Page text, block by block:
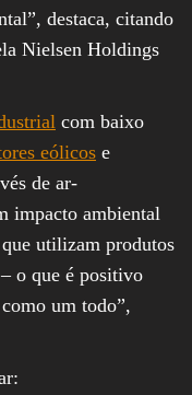
destaca, citando
Nielsen Holdings
com baixo
eólicos e
de ar-
impacto ambiental
utilizam produtos
o que é positivo
um todo”,